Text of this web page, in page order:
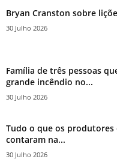
Bryan Cranston sobre
30 Julho 2026
Família de três pessoas
grande incêndio no...
30 Julho 2026
Tudo o que os produtores
contaram na...
30 Julho 2026